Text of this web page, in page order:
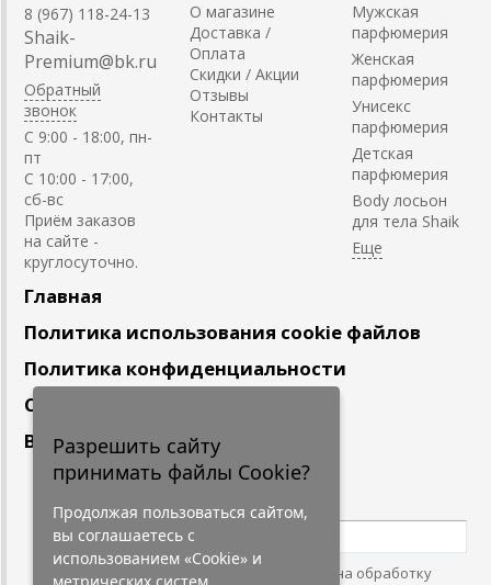
8 (967) 118-24-13
Shaik-
Premium@bk.ru
Обратный
звонок
C 9:00 - 18:00, пн-
пт
С 10:00 - 17:00,
сб-вс
Приём заказов
на сайте -
круглосуточно.
О магазине
Доставка /
Оплата
Скидки / Акции
Отзывы
Контакты
Мужская
парфюмерия
Женская
парфюмерия
Унисекс
парфюмерия
Детская
парфюмерия
Body лосьон
для тела Shaik
Главная
Политика использования cookie файлов
Политика конфиденциальности
Сотрудничество
Вакансии
Подпишитесь
Нажимая на кнопку, я даю согласие на обработку
Разрешить сайту
принимать файлы Cookie?
Продолжая пользоваться сайтом,
вы соглашаетесь с
использованием «Cookie» и
метрических систем.